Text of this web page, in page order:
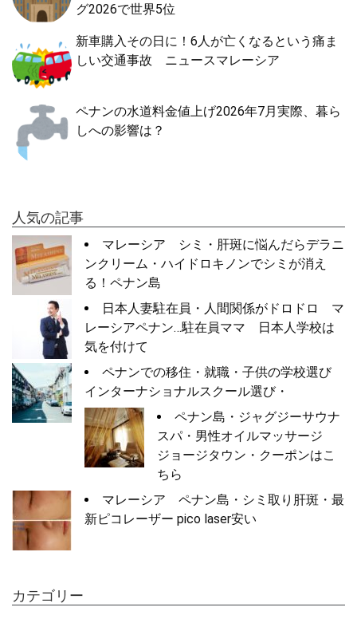
グ2026で世界5位
新車購入その日に！6人が亡くなるという痛ま
しい交通事故 ニュースマレーシア
ペナンの水道料金値上げ2026年7月実際、暮ら
しへの影響は？
人気の記事
マレーシア シミ・肝斑に悩んだらデラニ
ンクリーム・ハイドロキノンでシミが消え
る！ペナン島
日本人妻駐在員・人間関係がドロドロ マ
レーシアペナン…駐在員ママ 日本人学校は
気を付けて
ペナンでの移住・就職・子供の学校選び
インターナショナルスクール選び・
ペナン島・ジャグジーサウナ
スパ・男性オイルマッサージ
ジョージタウン・クーポンはこ
ちら
マレーシア ペナン島・シミ取り肝斑・最
新ピコレーザー pico laser安い
カテゴリー